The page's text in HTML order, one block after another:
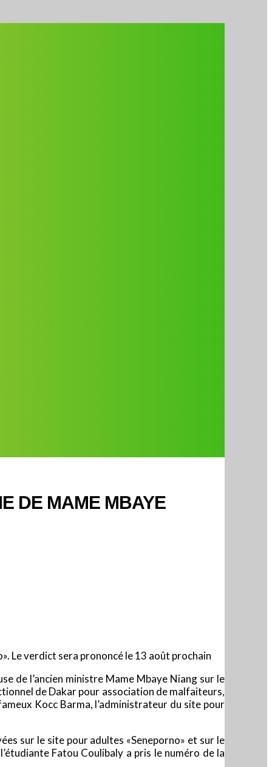
DE MAME MBAYE
Le verdict sera prononcé le 13 août prochain
de l’ancien ministre Mame Mbaye Niang sur le
de Dakar pour association de malfaiteurs,
Kocc Barma, l’administrateur du site pour
sur le site pour adultes «Seneporno» et sur le
Fatou Coulibaly a pris le numéro de la